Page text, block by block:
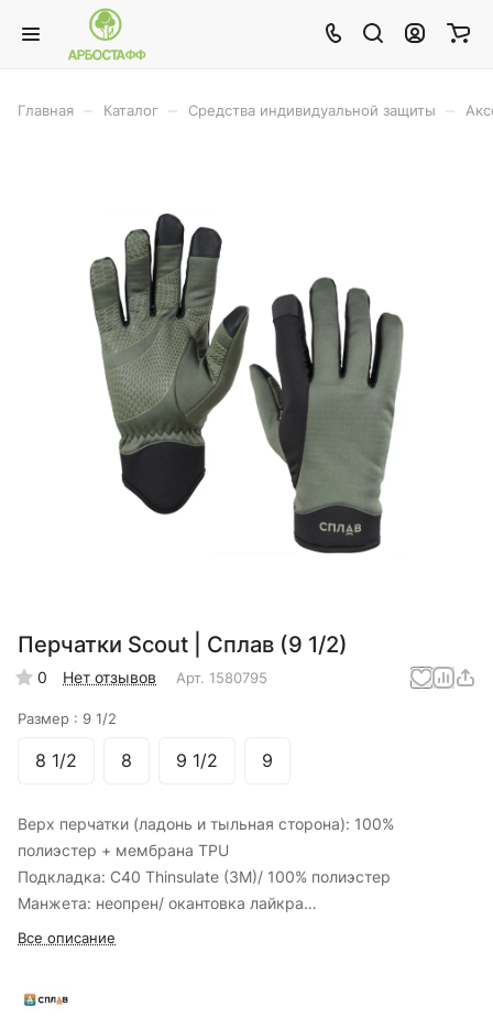
Главная Каталог Средства индивидуальной защиты
Перчатки Scout | Сплав (9 1/2)
0 Нет отзывов Арт. 1580795
Размер : 9 1/2
8 1/2 8 9 1/2 9
Верх перчатки (ладонь и тыльная сторона): 100%
полиэстер + мембрана TPU
Подкладка: C40 Thinsulate (3M)/ 100% полиэстер
Манжета: неопрен/ окантовка лайкра
На ладони: силиконовый противоскользящий рисунок
Все описание